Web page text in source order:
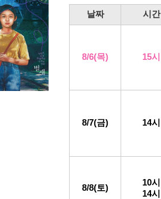
날짜 시간
8/6(목) 15시
8/7(금) 14시
8/8(토)
10시
14시